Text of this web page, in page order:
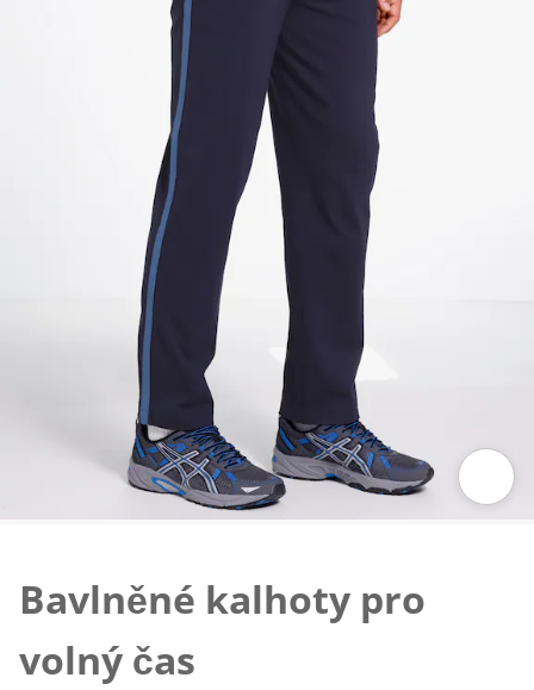
Bavlněné kalhoty pro
volný čas